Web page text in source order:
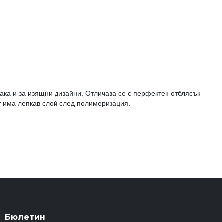
и за изящни дизайни. Отличава се с перфектен отблясък
лепкав слой след полимеризация.
Бюлетин